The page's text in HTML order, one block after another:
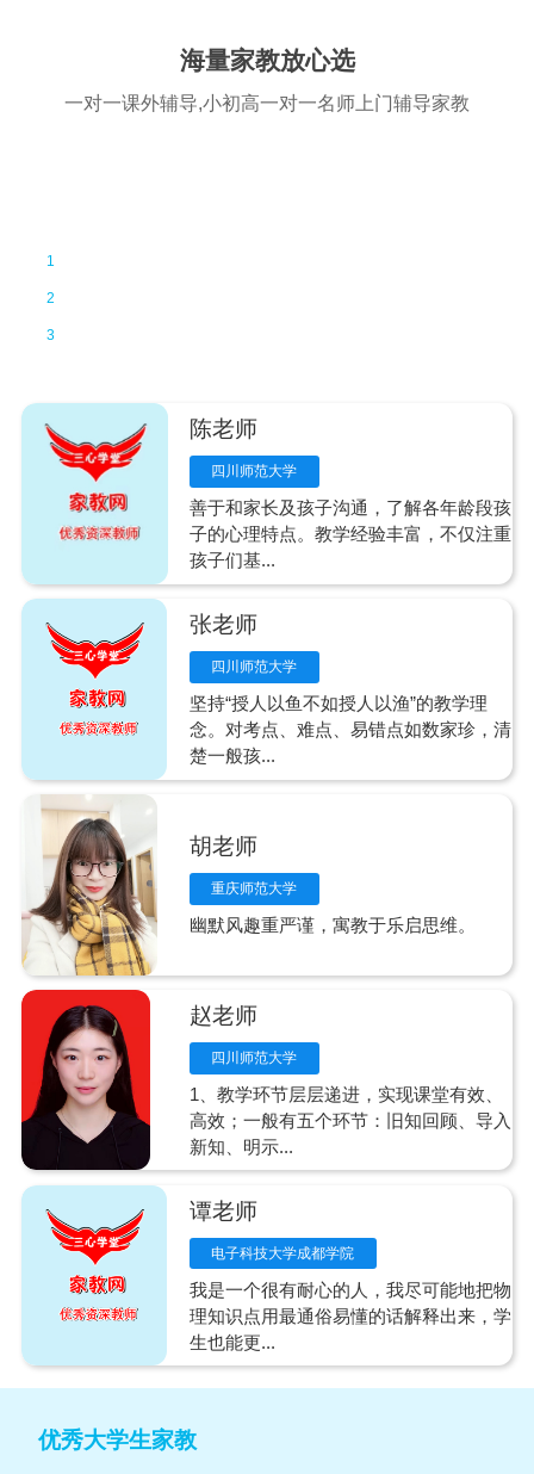
海量家教放心选
一对一课外辅导,小初高一对一名师上门辅导家教
1
2
3
陈老师
四川师范大学
善于和家长及孩子沟通，了解各年龄段孩
子的心理特点。教学经验丰富，不仅注重
孩子们基...
张老师
四川师范大学
坚持“授人以鱼不如授人以渔”的教学理
念。对考点、难点、易错点如数家珍，清
楚一般孩...
胡老师
重庆师范大学
幽默风趣重严谨，寓教于乐启思维。
赵老师
四川师范大学
1、教学环节层层递进，实现课堂有效、
高效；一般有五个环节：旧知回顾、导入
新知、明示...
谭老师
电子科技大学成都学院
我是一个很有耐心的人，我尽可能地把物
理知识点用最通俗易懂的话解释出来，学
生也能更...
优秀大学生家教